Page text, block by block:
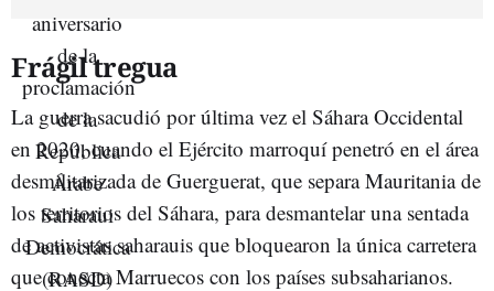
Frágil tregua
La guerra sacudió por última vez el Sáhara Occidental
en 2020, cuando el Ejército marroquí penetró en el área
desmilitarizada de Guerguerat, que separa Mauritania de
los territorios del Sáhara, para desmantelar una sentada
de activistas saharauis que bloquearon la única carretera
que conecta Marruecos con los países subsaharianos.